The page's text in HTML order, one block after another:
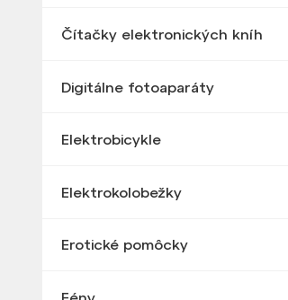
Čítačky elektronických kníh
Digitálne fotoaparáty
Elektrobicykle
Elektrokolobežky
Erotické pomôcky